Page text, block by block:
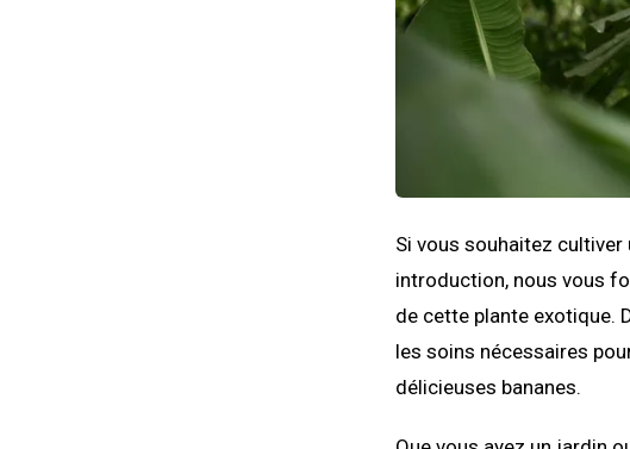
Si vous souhaitez cultiver
introduction, nous vous
de cette plante exotique.
les soins nécessaires
délicieuses bananes.